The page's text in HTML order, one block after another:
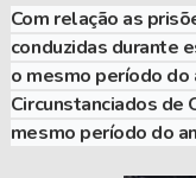
Com relação as
conduzidas durante
o mesmo período do
Circunstanciados de
mesmo período do